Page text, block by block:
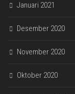
Januari 2021
Desember 2020
November 2020
Oktober 2020